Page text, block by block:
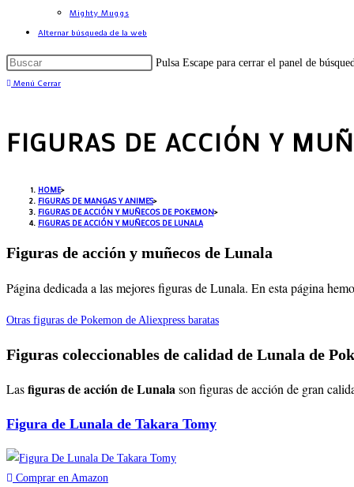
Mighty Muggs
Alternar búsqueda de la web
Pulsa Escape para cerrar el panel de
Menú Cerrar
FIGURAS DE ACCIÓN Y
HOME>
FIGURAS DE MANGAS Y ANIMES>
FIGURAS DE ACCIÓN Y MUÑECOS DE POKEMON>
FIGURAS DE ACCIÓN Y MUÑECOS DE LUNALA
Figuras de acción y muñecos de Lunala
Página dedicada a las mejores figuras de Lunala. En esta página
Otras figuras de Pokemon de Aliexpress baratas
Figuras coleccionables de calidad de Lunala de
Lasfiguras de acción de Lunalason figuras de acción de gran
Figura de Lunala de Takara Tomy
Comprar en Amazon